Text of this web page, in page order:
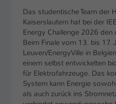
Das studentische Team der
Kaiserslautern hat bei der
Energy Challenge 2026 den
Beim Finale vom 13. bis 17.
Leuven/EnergyVille in
einem selbst entwickelten
für Elektrofahrzeuge. Das
System kann Energie
als auch zurück ins